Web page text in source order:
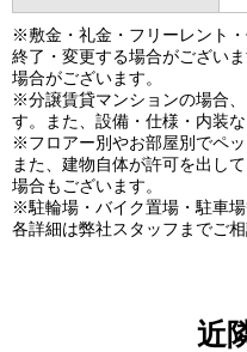
※敷金・礼金・フリーレント
終了・変更する場合がござい
場合がございます。
※分譲賃貸マンションの場合
す。また、設備・仕様・内装
※フロアー別やお部屋別でペ
また、建物自体が許可を出し
場合もございます。
※駐輪場・バイク置場・駐車場
各詳細は弊社スタッフまでご相
近